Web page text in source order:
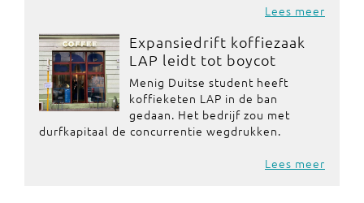
Lees meer
Expansiedrift koffiezaak
LAP leidt tot boycot
Menig Duitse student heeft
koffieketen LAP in de ban
gedaan. Het bedrijf zou met
durfkapitaal de concurrentie wegdrukken.
Lees meer